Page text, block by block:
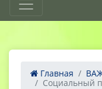
Главная
Социальный